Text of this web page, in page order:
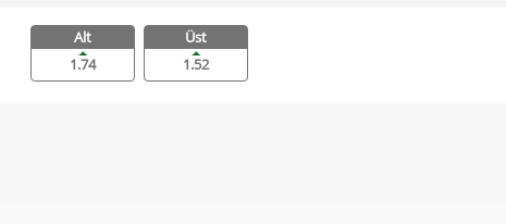
Alt
1.74
Üst
1.52